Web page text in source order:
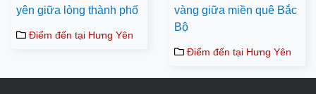
yên giữa lòng thành phố
Điểm đến tại Hưng Yên
vàng giữa miền quê Bắc
Bộ
Điểm đến tại Hưng Yên